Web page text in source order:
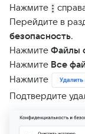
Нажмите
Перейдите в
безопасность.
Нажмите Файлы
Нажмите Все
Нажмите
Подтвердите